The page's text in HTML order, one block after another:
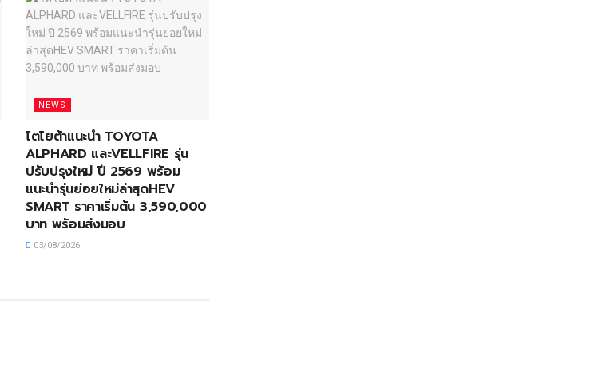
NEWS
โตโยต้าแนะนำ TOYOTA
ALPHARD และVELLFIRE รุ่น
ปรับปรุงใหม่ ปี 2569 พร้อม
แนะนำรุ่นย่อยใหม่ล่าสุดHEV
SMART ราคาเริ่มต้น 3,590,000
บาท พร้อมส่งมอบ
03/08/2026